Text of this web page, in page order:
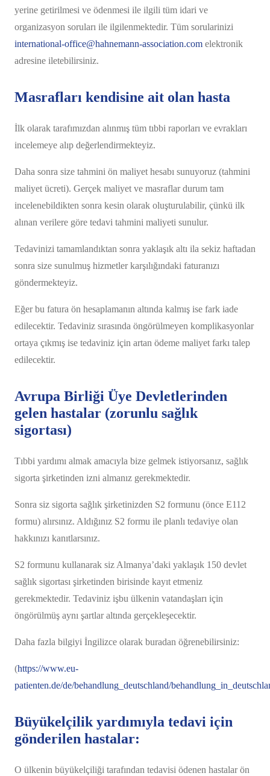
yerine getirilmesi ve ödenmesi ile ilgili tüm idari ve
organizasyon soruları ile ilgilenmektedir. Tüm sorularinizi
international-office@hahnemann-association.com elektronik
adresine iletebilirsiniz.
Masrafları kendisine ait olan hasta
İlk olarak tarafımızdan alınmış tüm tıbbi raporları ve evrakları
incelemeye alıp değerlendirmekteyiz.
Daha sonra size tahmini ön maliyet hesabı sunuyoruz (tahmini
maliyet ücreti). Gerçek maliyet ve masraflar durum tam
incelenebildikten sonra kesin olarak oluşturulabilir, çünkü ilk
alınan verilere göre tedavi tahmini maliyeti sunulur.
Tedavinizi tamamlandıktan sonra yaklaşık altı ila sekiz haftadan
sonra size sunulmuş hizmetler karşılığındaki faturanızı
göndermekteyiz.
Eğer bu fatura ön hesaplamanın altında kalmış ise fark iade
edilecektir. Tedaviniz sırasında öngörülmeyen komplikasyonlar
ortaya çıkmış ise tedaviniz için artan ödeme maliyet farkı talep
edilecektir.
Avrupa Birliği Üye Devletlerinden
gelen hastalar (zorunlu sağlık
sigortası)
Tıbbi yardımı almak amacıyla bize gelmek istiyorsanız, sağlık
sigorta şirketinden izni almanız gerekmektedir.
Sonra siz sigorta sağlık şirketinizden S2 formunu (önce E112
formu) alırsınız. Aldığınız S2 formu ile planlı tedaviye olan
hakkınızı kanıtlarsınız.
S2 formunu kullanarak siz Almanya’daki yaklaşık 150 devlet
sağlık sigortası şirketinden birisinde kayıt etmeniz
gerekmektedir. Tedaviniz işbu ülkenin vatandaşları için
öngörülmüş aynı şartlar altında gerçekleşecektir.
Daha fazla bilgiyi İngilizce olarak buradan öğrenebilirsiniz:
(https://www.eu-
patienten.de/de/behandlung_deutschland/
Büyükelçilik yardımıyla tedavi için
gönderilen hastalar:
O ülkenin büyükelçiliği tarafından tedavisi ödenen hastalar ön